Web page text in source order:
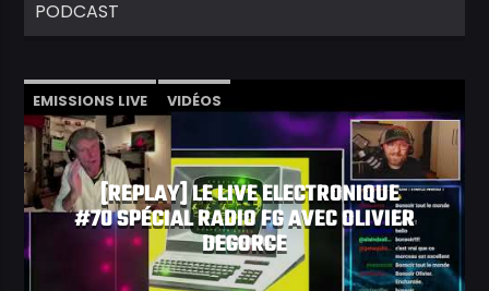
PODCAST
EMISSIONS LIVE VIDÉOS
[REPLAY] LE LIVE ELECTRONIQUE
#70 SPÉCIAL RADIO FG AVEC OLIVIER
DEGORCE